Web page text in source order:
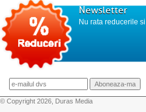
Newsletter
Nu rata reducerile
© Copyright 2026, Duras Media